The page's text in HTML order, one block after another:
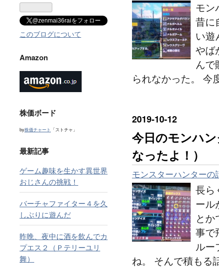
モン
昔に
い遊
やば
んで
られなかった。
2019-10-12
今日のモンハ
なったよ！）
モンスターハンターの
長ら
ール
と
事で
ルー
ね。 そんで積も
@zenmai36raiをフォロー
このブログについて
Amazon
株価ボード
by株価チャート 「ストチャ」
最新記事
ゲーム趣味を生かす異世界
おじさんの挑戦！
バーチャファイター４を久
しぶりに遊んだ
昨晩、夜中に酒を飲んでカ
プエス２（Ｐテリーユリ
舞）